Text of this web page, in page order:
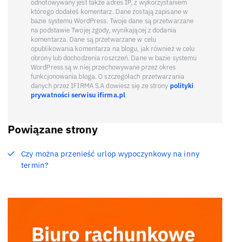
odnotowywany jest także adres IP, z wykorzystaniem
którego dodałeś komentarz. Dane zostają zapisane w
bazie systemu WordPress. Twoje dane są przetwarzane
na podstawie Twojej zgody, wynikającej z dodania
komentarza. Dane są przetwarzane w celu
opublikowania komentarza na blogu, jak również w celu
obrony lub dochodzenia roszczeń. Dane w bazie systemu
WordPress są w niej przechowywane przez okres
funkcjonowania bloga. O szczegółach przetwarzania
danych przez IFIRMA S.A dowiesz się ze strony polityki
prywatności serwisu ifirma.pl.
Powiązane strony
Czy można przenieść urlop wypoczynkowy na inny
termin?